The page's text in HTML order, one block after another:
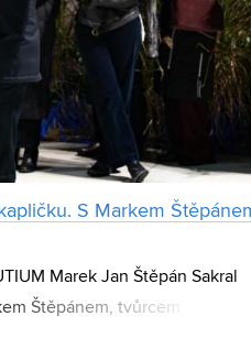
S Markem
Marek Jan Štěpán Sakral
Štěpánem, tvůrcem